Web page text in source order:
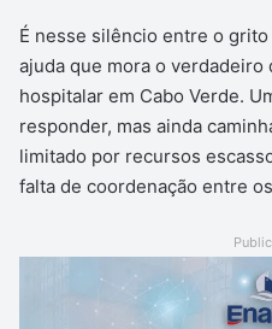
É nesse silêncio entre o
ajuda que mora o
hospitalar em Cabo Verde.
responder, mas ainda
limitado por recursos
falta de coordenação entre